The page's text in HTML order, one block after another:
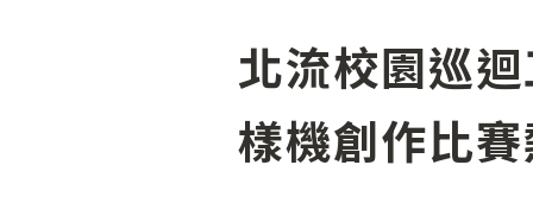
北流校園巡
樣機創作比